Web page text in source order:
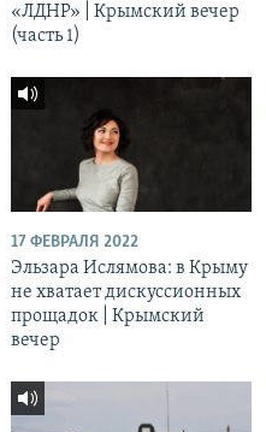
«ЛДНР» | Крымский вечер
(часть 1)
17 ФЕВРАЛЯ 2022
Эльзара Ислямова: в Крыму
не хватает дискуссионных
прощадок | Крымский
вечер